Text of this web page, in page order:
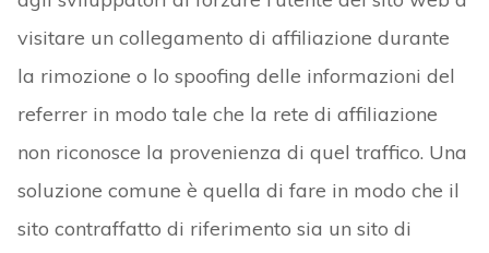
visitare un collegamento di affiliazione durante
la rimozione o lo spoofing delle informazioni del
referrer in modo tale che la rete di affiliazione
non riconosce la provenienza di quel traffico. Una
soluzione comune è quella di fare in modo che il
sito contraffatto di riferimento sia un sito di